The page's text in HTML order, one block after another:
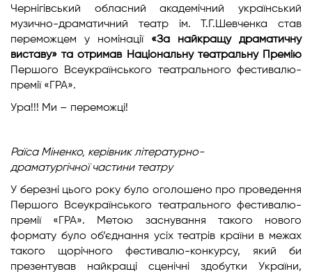
Чернігівський обласний академічний український
музично-драматичний театр ім. Т.Г.Шевченка став
переможцем у номінації «За найкращу драматичну
виставу» та отримав Національну театральну Премію
Першого Всеукраїнського театрального фестивалю-
премії «ГРА».
Ура!!! Ми – переможці!
Раїса Міненко, керівник літературно-
драматургічноїчастини театру
У березні цього року було оголошено про проведення
Першого Всеукраїнського театрального фестивалю-
премії «ГРА». Метою заснування такого нового
формату було об’єднання усіх театрів країни в межах
такого щорічного фестивалю-конкурсу, який би
презентував найкращі сценічні здобутки України,